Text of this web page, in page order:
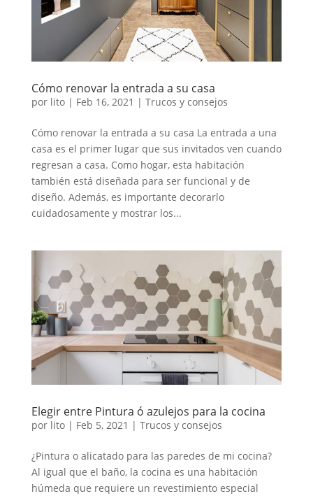
Cómo renovar la entrada a su casa
por lito| Feb 16, 2021 | Trucos y consejos
Cómo renovar la entrada a su casa La entrada a una
casa es el primer lugar que sus invitados ven cuando
regresan a casa. Como hogar, esta habitación
también está diseñada para ser funcional y de
diseño. Además, es importante decorarlo
cuidadosamente y mostrar los...
Elegir entre Pintura ó azulejos para la cocina
por lito| Feb 5, 2021 | Trucos y consejos
¿Pintura o alicatado para las paredes de mi cocina?
Al igual que el baño, la cocina es una habitación
húmeda que requiere un revestimiento especial